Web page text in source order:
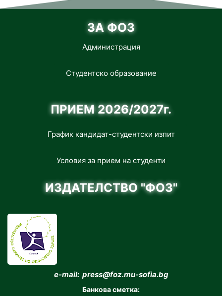
ЗА ФОЗ
Администрация
Студентско образование
ПРИЕМ 2026/2027г.
График кандидат-студентски изпит
Условия за прием на студенти
ИЗДАТЕЛСТВО "ФОЗ"
e-mail: press@foz.mu-sofia.bg
Банкова сметка: